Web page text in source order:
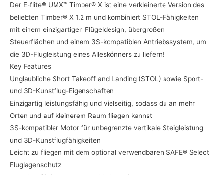
Der E-flite® UMX™ Timber® X ist eine verkleinerte Version des
beliebten Timber® X 1.2 m und kombiniert STOL-Fähigkeiten
mit einem einzigartigen Flügeldesign, übergroßen
Steuerflächen und einem 3S-kompatiblen Antriebssystem, um
die 3D-Flugleistung eines Alleskönners zu liefern!
Key Features
Unglaubliche Short Takeoff and Landing (STOL) sowie Sport-
und 3D-Kunstflug-Eigenschaften
Einzigartig leistungsfähig und vielseitig, sodass du an mehr
Orten und auf kleinerem Raum fliegen kannst
3S-kompatibler Motor für unbegrenzte vertikale Steigleistung
und 3D-Kunstflugfähigkeiten
Leicht zu fliegen mit dem optional verwendbaren SAFE® Select
Fluglagenschutz